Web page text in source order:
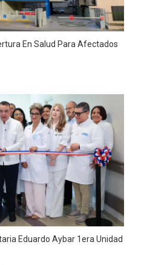
En Salud Para Afectados
Eduardo Aybar 1era Unidad